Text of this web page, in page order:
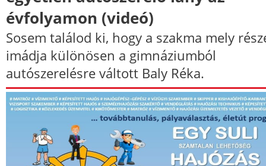
évfolyamon (videó)
Sosem találod ki, hogy a szakma mely
imádja különösen a gimnáziumból
autószerelésre váltott Baly Réka.